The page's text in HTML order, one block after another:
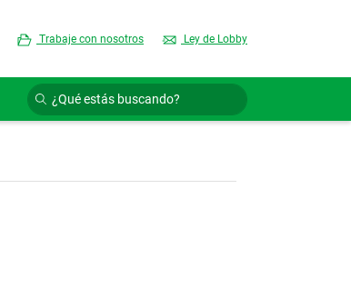
Trabaje con nosotros Ley de Lobby